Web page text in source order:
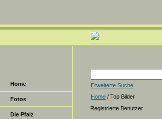
Home
Fotos
Die Pfalz
Erweiterte Suche
Home / Top Bilder
Registrierte Benutzer